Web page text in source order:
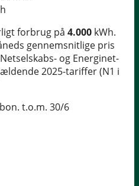
forbrug på 4.000 kWh.
gennemsnitlige pris
og Energinet-
2025-tariffer (N1 i
t.o.m. 30/6